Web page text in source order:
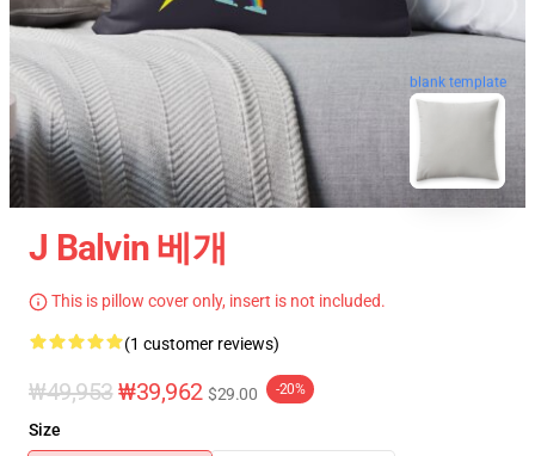
blank template
J Balvin 베개
This is pillow cover only, insert is not included.
(1 customer reviews)
₩49,953 ₩39,962 $29.00 -20%
Size